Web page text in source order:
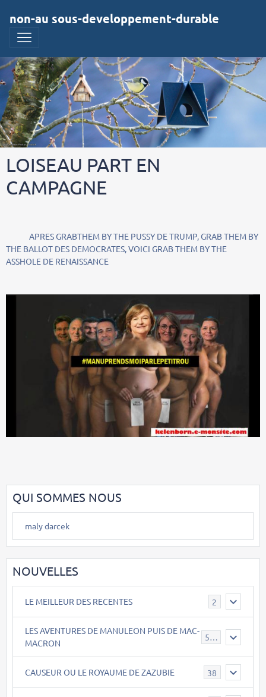
non-au sous-developpement-durable
LOISEAU PART EN
CAMPAGNE
APRES GRABTHEM BY THE PUSSY DE TRUMP, GRAB THEM BY
THE BALLOT DES DEMOCRATES, VOICI GRAB THEM BY THE
ASSHOLE DE RENAISSANCE
QUI SOMMES NOUS
maly darcek
NOUVELLES
LE MEILLEUR DES RECENTES 2
LES AVENTURES DE MANULEON PUIS DE MAC-
MACRON
543
CAUSEUR OU LE ROYAUME DE ZAZUBIE 38